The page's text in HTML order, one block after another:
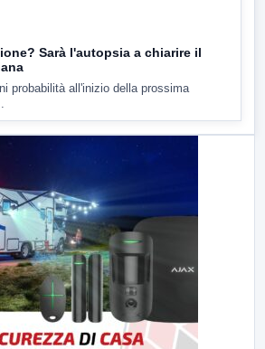
Sarà l'autopsia a chiarire il
probabilità all'inizio della prossima